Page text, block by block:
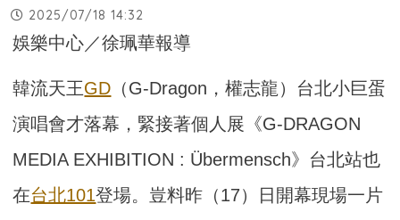
2025/07/18 14:32
娛樂中心／徐珮華報導
韓流天王GD （G-Dragon，權志龍）台北小巨蛋
演唱會才落幕，緊接著個人展《G-DRAGON
MEDIA EXHIBITION : Übermensch》台北站也
在台北101登場。豈料昨（17）日開幕現場一片